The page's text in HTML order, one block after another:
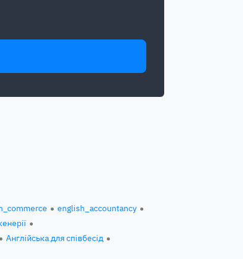
english_accountancy
Англійська для співбесід